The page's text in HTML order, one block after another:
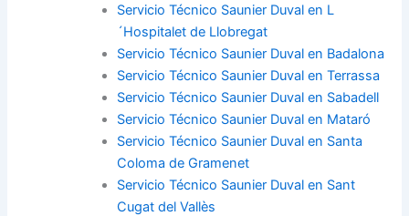
Servicio Técnico Saunier Duval en L
´Hospitalet de Llobregat
Servicio Técnico Saunier Duval en Badalona
Servicio Técnico Saunier Duval en Terrassa
Servicio Técnico Saunier Duval en Sabadell
Servicio Técnico Saunier Duval en Mataró
Servicio Técnico Saunier Duval en Santa
Coloma de Gramenet
Servicio Técnico Saunier Duval en Sant
Cugat del Vallès